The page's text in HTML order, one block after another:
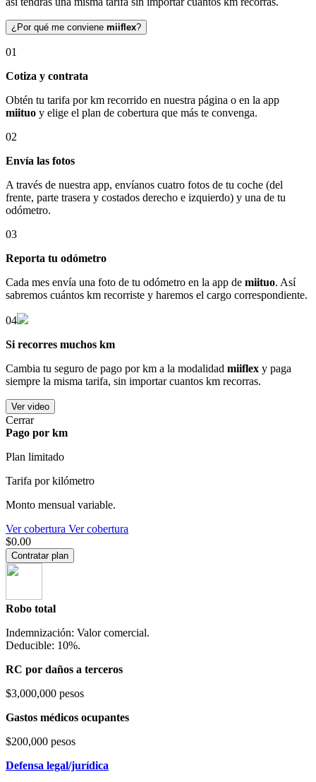
¿Por qué me conviene miiflex?
01
Cotiza y contrata
Obtén tu tarifa por km recorrido en nuestra página o en la app
miituo y elige el plan de cobertura que más te convenga.
02
Envía las fotos
A través de nuestra app, envíanos cuatro fotos de tu coche (del
frente, parte trasera y costados derecho e izquierdo) y una de tu
odómetro.
03
Reporta tu odómetro
Cada mes envía una foto de tu odómetro en la app de miituo. Así
sabremos cuántos km recorriste y haremos el cargo correspondiente.
04
Si recorres muchos km
Cambia tu seguro de pago por km a la modalidad miiflex y paga
siempre la misma tarifa, sin importar cuantos km recorras.
Ver video
Cerrar
Pago por km
Plan limitado
Tarifa por kilómetro
Monto mensual variable.
Ver cobertura Ver cobertura
$0.00
Contratar plan
Robo total
Indemnización: Valor comercial.
Deducible: 10%.
RC por daños a terceros
$3,000,000 pesos
Gastos médicos ocupantes
$200,000 pesos
Defensa legal/jurídica